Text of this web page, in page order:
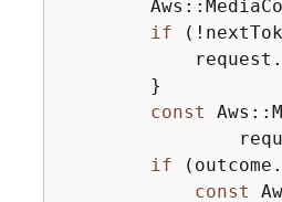
if
            request.
        }
const
if (outcome.
const